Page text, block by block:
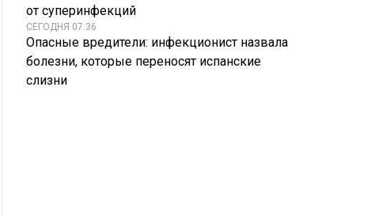
от суперинфекций
СЕГОДНЯ 07:36
Опасные вредители: инфекционист назвала
болезни, которые переносят испанские
слизни